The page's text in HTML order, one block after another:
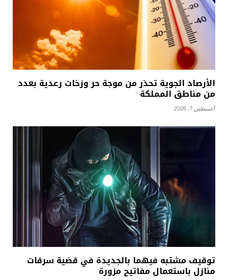
الأرصاد الجوية تحذر من موجة حر وزخات رعدية بعدد
من مناطق المملكة
أغسطس 7, 2026
توقيف مشتبه فيهما بالجديدة في قضية سرقات
منازل باستعمال مفاتيح مزورة